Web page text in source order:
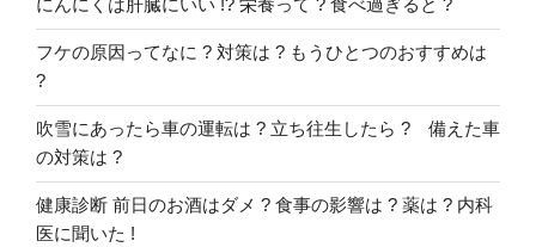
にんにくは肝臓にいい !? 栄養って ? 食べ過ぎると ?
フケの原因ってなに ? 対策は ? もうひとつのおすすめは
?
吹雪にあったら車の運転は ? 立ち往生したら ? 備えた車
の対策は ?
健康診断 前日のお酒はダメ ? 食事の影響は ? 薬は ? 内科
医に聞いた !